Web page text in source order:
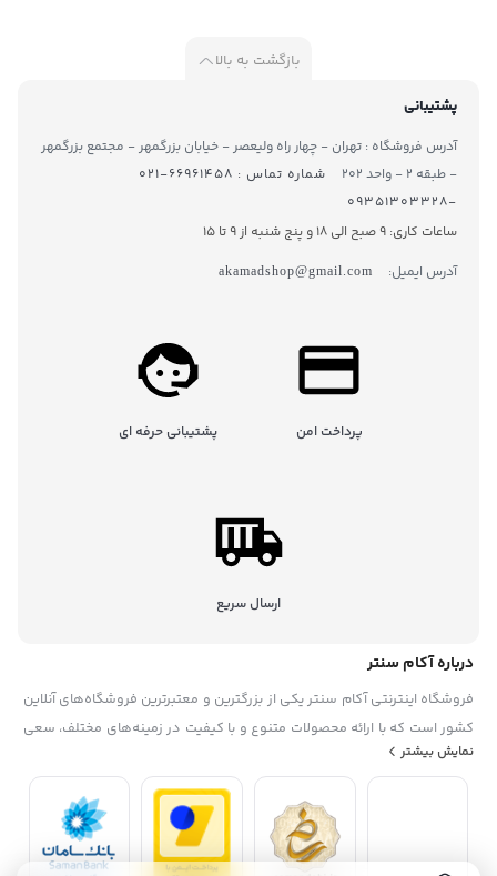
بازگشت به بالا
پشتیبانی
آدرس فروشگاه : تهران - چهار راه ولیعصر - خیابان بزرگمهر - مجتمع بزرگمهر
- طبقه ۲ - واحد ۲۰۲
شماره تماس : ۶۶۹۶۱۴۵۸-۰۲۱
-۰۹۳۵۱۳۰۳۳۲۸
ساعات کاری: 9 صبح الی 18 و پنج شنبه از 9 تا ۱5
آدرس ایمیل:
akamadshop@gmail.com
پرداخت امن پشتیبانی حرفه ای
ارسال سریع
درباره آکام سنتر
فروشگاه اینترنتی آکام سنتر یکی از بزرگترین و معتبرترین فروشگاه‌های آنلاین
کشور است که با ارائه محصولات متنوع و با کیفیت در زمینه‌های مختلف، سعی
تاسیس شده. آکام سنتر با همکاری با برندهای معروف داخلی و خارجی، گارانتی
و خدمات پس از فروش، تخفیف‌ها و جشنواره‌های منحصر به فرد، پشتیبانی
حرفه ای، به عنوان یک فروشگاه مطمئن و مورد اعتماد شناخته شده است. آکام
نمایش بیشتر